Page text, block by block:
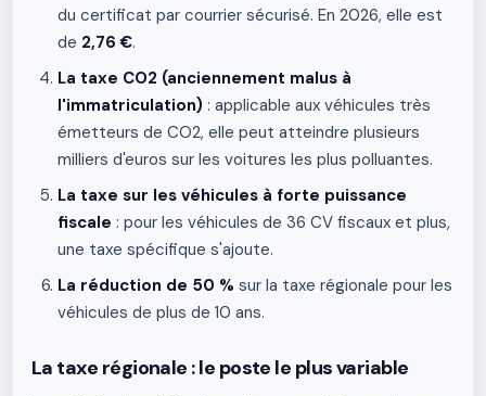
du certificat par courrier sécurisé. En 2026, elle est
de 2,76 €.
La taxe CO2 (anciennement malus à
l'immatriculation) : applicable aux véhicules très
émetteurs de CO2, elle peut atteindre plusieurs
milliers d'euros sur les voitures les plus polluantes.
La taxe sur les véhicules à forte puissance
fiscale : pour les véhicules de 36 CV fiscaux et plus,
une taxe spécifique s'ajoute.
La réduction de 50 % sur la taxe régionale pour les
véhicules de plus de 10 ans.
La taxe régionale : le poste le plus variable